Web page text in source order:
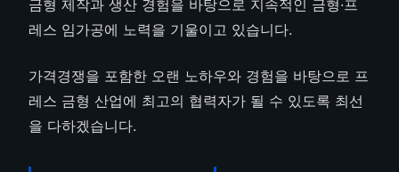
정밀부품
금형 제작과 생산 경험을 바탕으로 지속적인 금형·프
레스 임가공에 노력을 기울이고 있습니다.
가격경쟁을 포함한 오랜 노하우와 경험을 바탕으로 프
레스 금형 산업에 최고의 협력자가 될 수 있도록 최선
을 다하겠습니다.